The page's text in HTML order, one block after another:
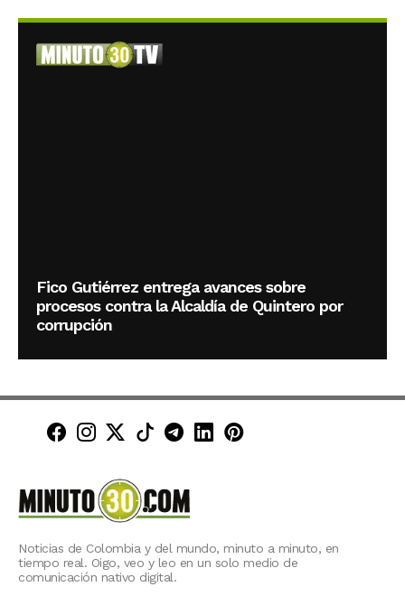
Fico Gutiérrez entrega avances sobre
procesos contra la Alcaldía de Quintero por
corrupción
Minuto30 en Facebook
Minuto30 en Instagram
Minuto30 en X (Twitter)
Minuto30 en TikTok
Canal de Minuto30 en
Minuto30 en LinkedIn
Minuto30 en
Noticias de Colombia y del mundo, minuto a minuto, en
tiempo real. Oigo, veo y leo en un solo medio de
comunicación nativo digital.